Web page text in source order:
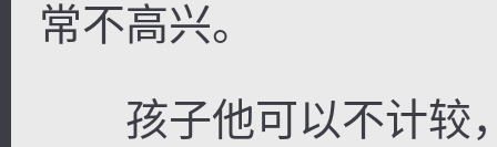
常不高兴。
孩子他可以不计较